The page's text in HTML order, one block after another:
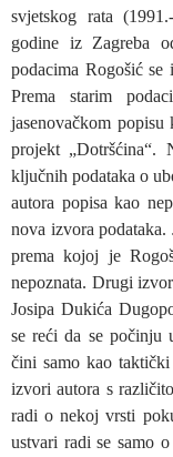
svjetskog rata
godine iz Zagreba
podacima Rogošić se
Prema starim
jasenovačkom
projekt „Dotršćina“.
ključnih podataka o
autora popisa kao
nova izvora
prema kojoj je
nepoznata. Drugi
Josipa Dukića
se reći da se počinju
čini samo kao
izvori autora s
radi o nekoj vrsti
ustvari radi se samo